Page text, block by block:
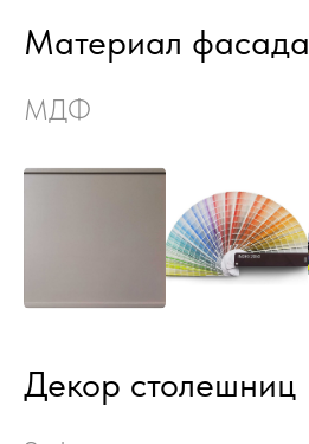
Материал фасада
МДФ
Декор столешниц